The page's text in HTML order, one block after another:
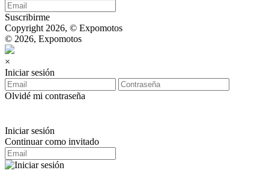
Suscribirme
Copyright 2026, © Expomotos
© 2026, Expomotos
×
Iniciar sesión
Olvidé mi contraseña
Iniciar sesión
Continuar como invitado